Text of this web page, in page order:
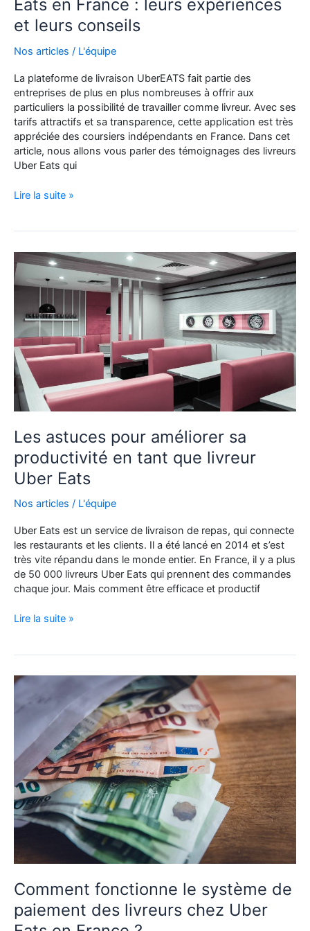
Eats en France : leurs expériences
et leurs conseils
Nos articles / L'équipe
La plateforme de livraison UberEATS fait partie des
entreprises de plus en plus nombreuses à offrir aux
particuliers la possibilité de travailler comme livreur. Avec ses
tarifs attractifs et sa transparence, cette application est très
appréciée des coursiers indépendants en France. Dans cet
article, nous allons vous parler des témoignages des livreurs
Uber Eats qui
Les
Uber
Eats
en
leurs
expériences
et
leurs
conseils
Lire la suite »
Les astuces pour améliorer sa
productivité en tant que livreur
Uber Eats
Nos articles / L'équipe
Uber Eats est un service de livraison de repas, qui connecte
les restaurants et les clients. Il a été lancé en 2014 et s’est
très vite répandu dans le monde entier. En France, il y a plus
de 50 000 livreurs Uber Eats qui prennent des commandes
chaque jour. Mais comment être efficace et productif
Les
sa
productivité
en
livreur
Uber
Eats
Lire la suite »
Comment fonctionne le système de
paiement des livreurs chez Uber